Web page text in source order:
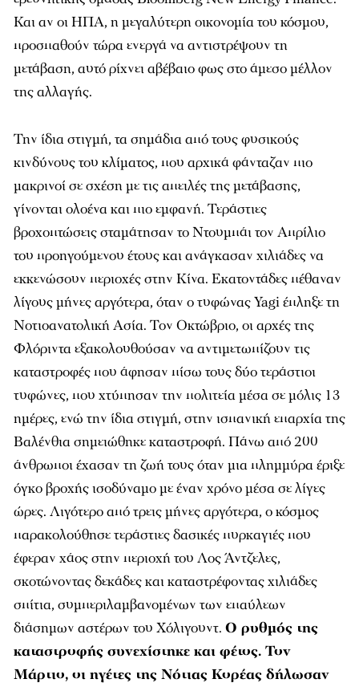
Και αν οι ΗΠΑ, η μεγαλύτερη οικονομία του κόσμου,
προσπαθούν τώρα ενεργά να αντιστρέψουν τη
μετάβαση, αυτό ρίχνει αβέβαιο φως στο άμεσο μέλλον
της αλλαγής.
Την ίδια στιγμή, τα σημάδια από τους φυσικούς
κινδύνους του κλίματος, που αρχικά φάνταζαν πιο
μακρινοί σε σχέση με τις απειλές της μετάβασης,
γίνονται ολοένα και πιο εμφανή. Τεράστιες
βροχοπτώσεις σταμάτησαν το Ντουμπάι τον Απρίλιο
του προηγούμενου έτους και ανάγκασαν χιλιάδες να
εκκενώσουν περιοχές στην Κίνα. Εκατοντάδες πέθαναν
λίγους μήνες αργότερα, όταν ο τυφώνας Yagi έπληξε τη
Νοτιοανατολική Ασία. Τον Οκτώβριο, οι αρχές της
Φλόριντα εξακολουθούσαν να αντιμετωπίζουν τις
καταστροφές που άφησαν πίσω τους δύο τεράστιοι
τυφώνες, που χτύπησαν την πολιτεία μέσα σε μόλις 13
ημέρες, ενώ την ίδια στιγμή, στην ισπανική επαρχία της
Βαλένθια σημειώθηκε καταστροφή. Πάνω από 200
άνθρωποι έχασαν τη ζωή τους όταν μια πλημμύρα έριξε
όγκο βροχής ισοδύναμο με έναν χρόνο μέσα σε λίγες
ώρες. Λιγότερο από τρεις μήνες αργότερα, ο κόσμος
παρακολούθησε τεράστιες δασικές πυρκαγιές που
έφεραν χάος στην περιοχή του Λος Άντζελες,
σκοτώνοντας δεκάδες και καταστρέφοντας χιλιάδες
σπίτια, συμπεριλαμβανομένων των επαύλεων
διάσημων αστέρων του Χόλιγουντ. Ο ρυθμός της
καταστροφής συνεχίστηκε και φέτος. Τον
Μάρτιο, οι ηγέτες της Νότιας Κορέας δήλωσαν